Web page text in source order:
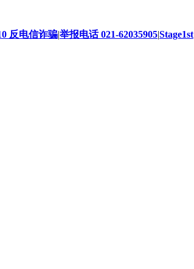
反电信诈骗|举报电话 021-62035905|Stage1st